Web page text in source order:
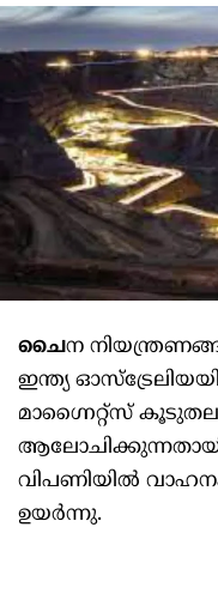
ചൈന
ഇന്ത്യ
മാഗ്നൈറ്റ്‌സ്
വിപണിയില്‍
ഉയര്‍ന്നു.